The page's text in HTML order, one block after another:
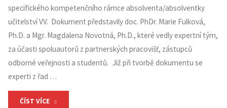
specifického kompetenčního rámce absolventa/absolventky
učitelství VV. Dokument představily doc. PhDr. Marie Fulková,
Ph.D. a Mgr. Magdalena Novotná, Ph.D., které vedly expertní tým,
za účasti spoluautorů z partnerských pracovišť, zástupců
odborné veřejnosti a studentů. Již při tvorbě dokumentu se
experti z řad …
ČÍST VÍCE